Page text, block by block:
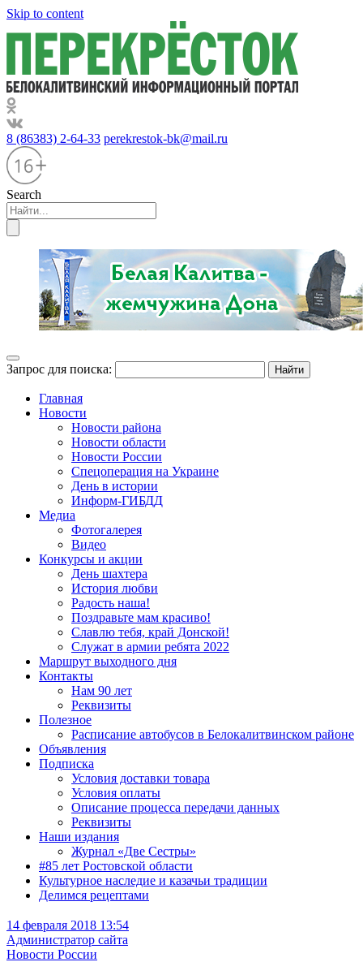
Skip to content
8 (86383) 2-64-33 perekrestok-bk@mail.ru
Search
Запрос для поиска:
Главная
Новости
Новости района
Новости области
Новости России
Спецоперация на Украине
День в истории
Информ-ГИБДД
Медиа
Фотогалерея
Видео
Конкурсы и акции
День шахтера
История любви
Радость наша!
Поздравьте мам красиво!
Славлю тебя, край Донской!
Служат в армии ребята 2022
Маршрут выходного дня
Контакты
Нам 90 лет
Реквизиты
Полезное
Расписание автобусов в Белокалитвинском районе
Объявления
Подписка
Условия доставки товара
Условия оплаты
Описание процесса передачи данных
Реквизиты
Наши издания
Журнал «Две Сестры»
#85 лет Ростовской области
Культурное наследие и казачьи традиции
Делимся рецептами
14 февраля 2018 13:54
Администратор сайта
Новости России